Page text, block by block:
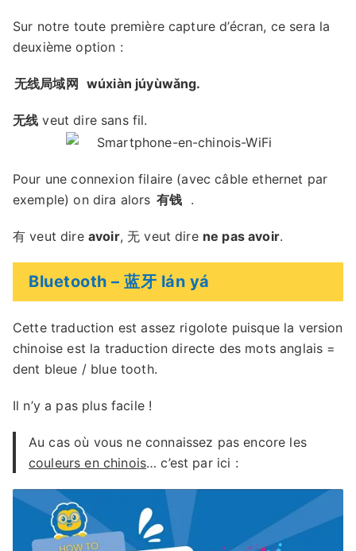
Sur notre toute première capture d’écran, ce sera la
deuxième option :
无线局域网 wúxiàn júyùwǎng.
无线 veut dire sans fil.
Pour une connexion filaire (avec câble ethernet par
exemple) on dira alors 有钱 .
有 veut dire avoir, 无 veut dire ne pas avoir.
Bluetooth – 蓝牙 lán yá
Cette traduction est assez rigolote puisque la version
chinoise est la traduction directe des mots anglais =
dent bleue / blue tooth.
Il n’y a pas plus facile !
Au cas où vous ne connaissez pas encore les
couleurs en chinois… c’est par ici :